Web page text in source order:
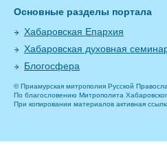
Основные разделы портала
Хабаровская Епархия
Хабаровская духовная
Блогосфера
© Приамурская митрополия Русской
По благословению Митрополита
При копировании материалов активная